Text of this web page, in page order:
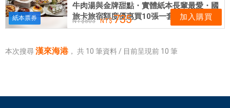
紙本票券
牛肉湯與金牌甜點・實體紙本長輩最愛・國
旅卡旅宿額度優惠買10張一套更划算
803 735 加入購買
本次搜尋 漢來海港， 共 10 筆資料 / 目前呈現前 10 筆